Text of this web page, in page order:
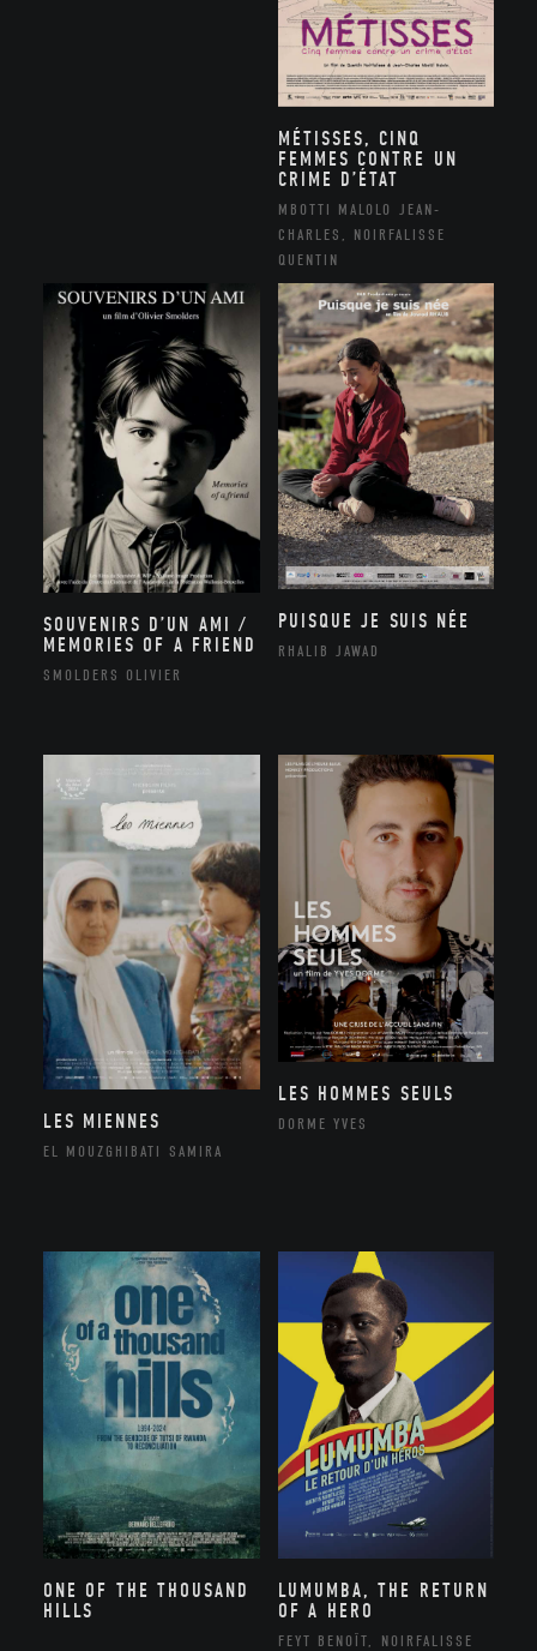
MÉTISSES, CINQ
FEMMES CONTRE UN
CRIME D’ÉTAT
MBOTTI MALOLO JEAN-
CHARLES, NOIRFALISSE
QUENTIN
SOUVENIRS D’UN AMI /
MEMORIES OF A FRIEND
SMOLDERS OLIVIER
PUISQUE JE SUIS NÉE
RHALIB JAWAD
LES MIENNES
EL MOUZGHIBATI SAMIRA
LES HOMMES SEULS
DORME YVES
ONE OF THE THOUSAND
HILLS
LUMUMBA, THE RETURN
OF A HERO
FEYT BENOÎT, NOIRFALISSE